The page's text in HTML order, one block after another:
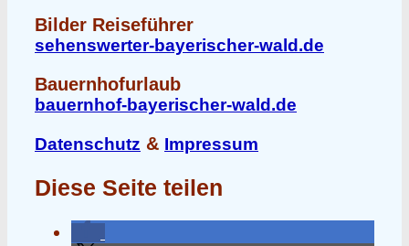
Bilder Reiseführer
sehenswerter-bayerischer-wald.de
Bauernhofurlaub
bauernhof-bayerischer-wald.de
Datenschutz & Impressum
Diese Seite teilen